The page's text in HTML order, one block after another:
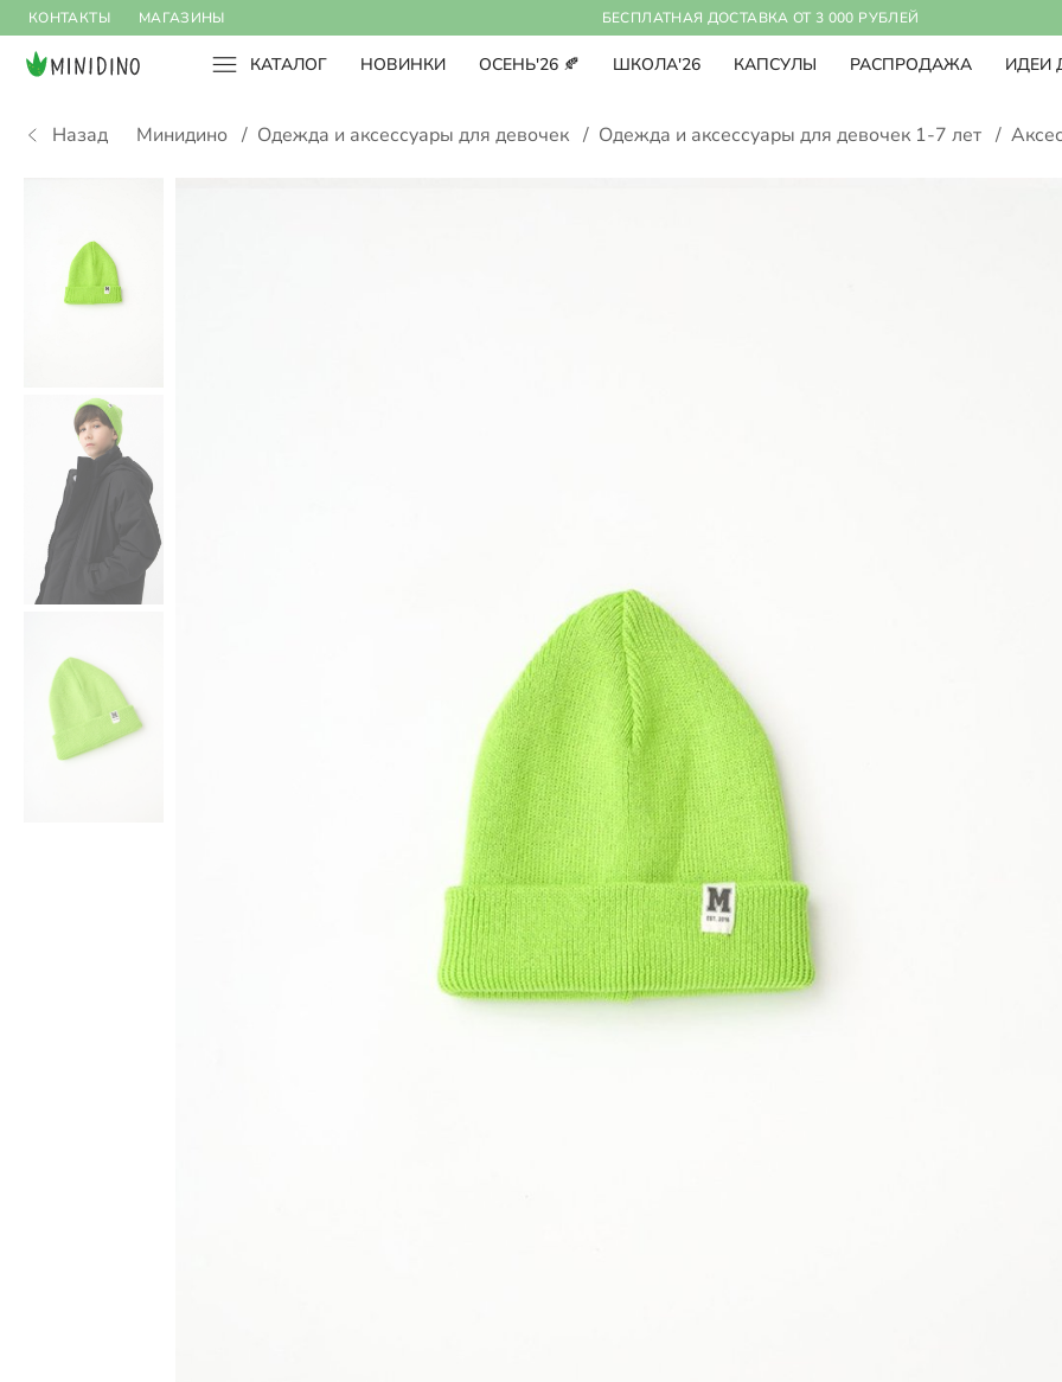
КОНТАКТЫ МАГАЗИНЫ БЕСПЛАТНАЯ ДОСТАВКА ОТ 3 000 РУБЛЕЙ
КАТАЛОГ НОВИНКИ ОСЕНЬ'26 🍂 ШКОЛА'26 КАПСУЛЫ РАСПРОДАЖА ИДЕИ
Назад Минидино / Одежда и аксессуары для девочек / Одежда и аксессуары для девочек 1-7 лет /